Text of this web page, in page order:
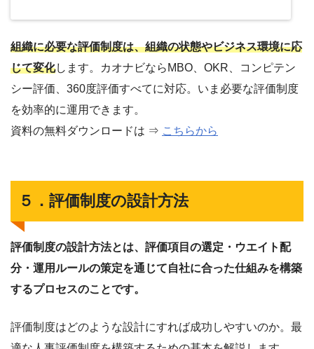
組織に必要な評価制度は、組織の状態やビジネス環境に応
じて変化します。カオナビならMBO、OKR、コンピテン
シー評価、360度評価すべてに対応。いま必要な評価制度
を効率的に運用できます。
資料の無料ダウンロードは ⇒ こちらから
５．評価制度の設計方法
評価制度の設計方法とは、評価項目の選定・ウエイト配
分・運用ルールの策定を通じて自社に合った仕組みを構築
するプロセスのことです。
評価制度はどのような設計にすれば成功しやすいのか。最